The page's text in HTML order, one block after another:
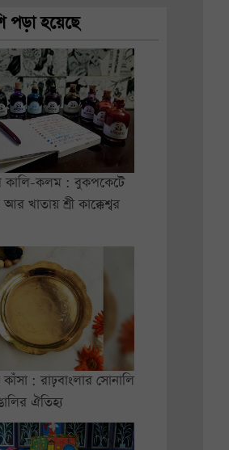
পড়া হয়েছে
কালি-কলম : বুকপকেটে
খাতায় শ্রী কাক্কেশ্বর
কাঁসা : রাঢ়বাংলার সোনালি
ঐতিহ্য